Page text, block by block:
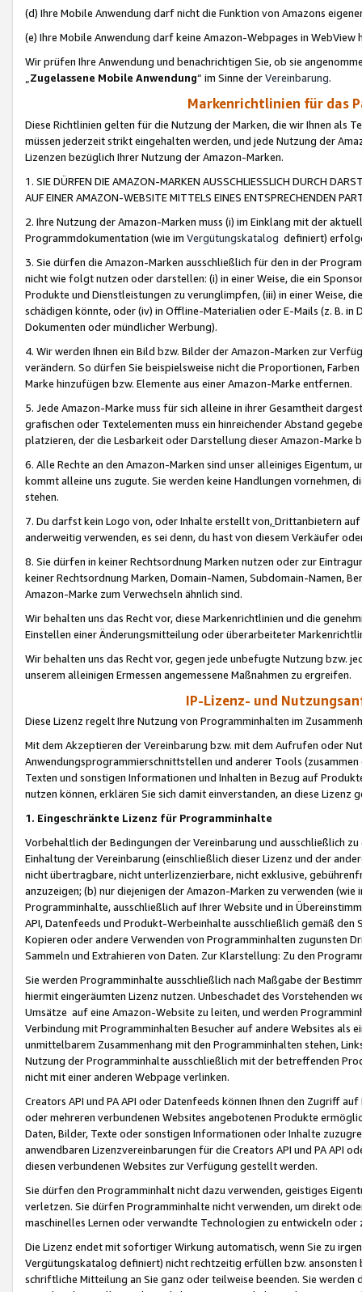
(d) Ihre Mobile Anwendung darf nicht die Funktion von Amazons
(e) Ihre Mobile Anwendung darf keine Amazon-Webpages in WebView
Wir prüfen Ihre Anwendung und benachrichtigen Sie, ob sie
„Zugelassene Mobile Anwendung“ im Sinne derVereinbarung.
Markenrichtlinien für das
Diese Richtlinien gelten für die Nutzung der Marken, die wir Ihnen als
müssen jederzeit strikt eingehalten werden, und jede Nutzung der
Lizenzen bezüglich Ihrer Nutzung der Amazon-Marken.
1. SIE DÜRFEN DIE AMAZON-MARKEN AUSSCHLIESSLICH DURCH
AUF EINER AMAZON-WEBSITE MITTELS EINES ENTSPRECHENDEN
2. Ihre Nutzung der Amazon-Marken muss (i) im Einklang mit der
Programmdokumentation (wie im Vergütungskatalog definiert)
3. Sie dürfen die Amazon-Marken ausschließlich für den in der
nicht wie folgt nutzen oder darstellen: (i) in einer Weise, die ein
Produkte und Dienstleistungen zu verunglimpfen, (iii) in einer Weise,
schädigen könnte, oder (iv) in Offline-Materialien oder E-Mails (z. B. in
Dokumenten oder mündlicher Werbung).
4. Wir werden Ihnen ein Bild bzw. Bilder der Amazon-Marken zur
verändern. So dürfen Sie beispielsweise nicht die Proportionen,
Marke hinzufügen bzw. Elemente aus einer Amazon-Marke entfernen.
5. Jede Amazon-Marke muss für sich alleine in ihrer Gesamtheit
grafischen oder Textelementen muss ein hinreichender Abstand
platzieren, der die Lesbarkeit oder Darstellung dieser Amazon-Marke
6. Alle Rechte an den Amazon-Marken sind unser alleiniges
kommt alleine uns zugute. Sie werden keine Handlungen vornehmen,
stehen.
7. Du darfst kein Logo von, oder Inhalte erstellt von,Drittanbietern auf
anderweitig verwenden, es sei denn, du hast von diesem Verkäufer
8. Sie dürfen in keiner Rechtsordnung Marken nutzen oder zur
keiner Rechtsordnung Marken, Domain-Namen, Subdomain-Namen,
Amazon-Marke zum Verwechseln ähnlich sind.
Wir behalten uns das Recht vor, diese Markenrichtlinien und die
Einstellen einer Änderungsmitteilung oder überarbeiteter
Wir behalten uns das Recht vor, gegen jede unbefugte Nutzung bzw.
unserem alleinigen Ermessen angemessene Maßnahmen zu ergreifen.
IP-Lizenz- und
Diese Lizenz regelt Ihre Nutzung von Programminhalten im
Mit dem Akzeptieren der Vereinbarung bzw. mit dem Aufrufen oder
Anwendungsprogrammierschnittstellen und anderer Tools (zusammen
Texten und sonstigen Informationen und Inhalten in Bezug auf
nutzen können, erklären Sie sich damit einverstanden, an diese Lizenz
1. Eingeschränkte Lizenz für Programminhalte
Vorbehaltlich der Bedingungen der Vereinbarung und ausschließlich
Einhaltung der Vereinbarung (einschließlich dieser Lizenz und der
nicht übertragbare, nicht unterlizenzierbare, nicht exklusive,
anzuzeigen; (b) nur diejenigen der Amazon-Marken zu verwenden
Programminhalte, ausschließlich auf Ihrer Website und in
API, Datenfeeds und Produkt-Werbeinhalte ausschließlich gemäß
Kopieren oder andere Verwenden von Programminhalten zugunsten
Sammeln und Extrahieren von Daten. Zur Klarstellung: Zu den
Sie werden Programminhalte ausschließlich nach Maßgabe der
hiermit eingeräumten Lizenz nutzen. Unbeschadet des Vorstehenden
Umsätze auf eine Amazon-Website zu leiten, und werden
Verbindung mit Programminhalten Besucher auf andere Websites als
unmittelbarem Zusammenhang mit den Programminhalten stehen,
Nutzung der Programminhalte ausschließlich mit der betreffenden
nicht mit einer anderen Webpage verlinken.
Creators API und PA API oder Datenfeeds können Ihnen den Zugriff
oder mehreren verbundenen Websites angebotenen Produkte
Daten, Bilder, Texte oder sonstigen Informationen oder Inhalte
anwendbaren Lizenzvereinbarungen für die Creators API und PA API
diesen verbundenen Websites zur Verfügung gestellt werden.
Sie dürfen den Programminhalt nicht dazu verwenden, geistiges
verletzen. Sie dürfen Programminhalte nicht verwenden, um direkt
maschinelles Lernen oder verwandte Technologien zu entwickeln
Die Lizenz endet mit sofortiger Wirkung automatisch, wenn Sie zu
Vergütungskatalog definiert) nicht rechtzeitig erfüllen bzw. ansonsten
schriftliche Mitteilung an Sie ganz oder teilweise beenden. Sie werden